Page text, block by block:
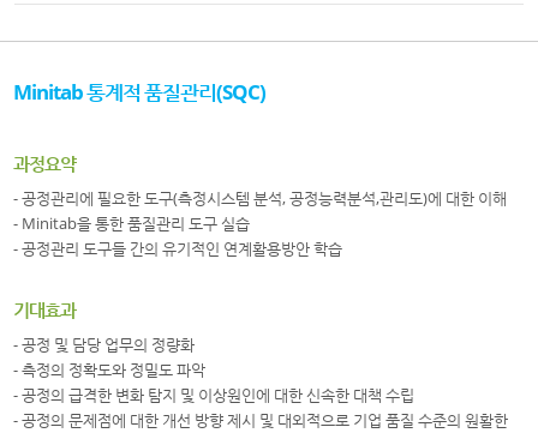
Minitab 통계적 품질관리(SQC)
과정요약
- 공정관리에 필요한 도구(측정시스템 분석, 공정능력분석,관리도)에 대한 이해
- Minitab을 통한 품질관리 도구 실습
- 공정관리 도구들 간의 유기적인 연계활용방안 학습
기대효과
- 공정 및 담당 업무의 정량화
- 측정의 정확도와 정밀도 파악
- 공정의 급격한 변화 탐지 및 이상원인에 대한 신속한 대책 수립
- 공정의 문제점에 대한 개선 방향 제시 및 대외적으로 기업 품질 수준의 원활한